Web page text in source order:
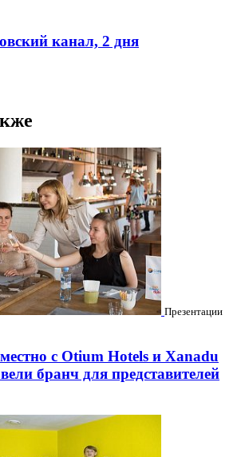
канал, 2 дня
Презентации
с Otium Hotels и Xanadu
бранч для представителей